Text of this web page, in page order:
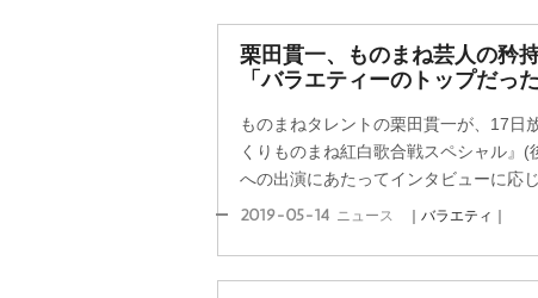
栗田貫一、ものまね芸人の矜
「バラエティーのトップだった
ものまねタレントの栗田貫一が、17日
くりものまね紅白歌合戦スペシャル』
への出演にあたってインタビューに応じ
2019-05-14 ニュース ｜バラエティ｜